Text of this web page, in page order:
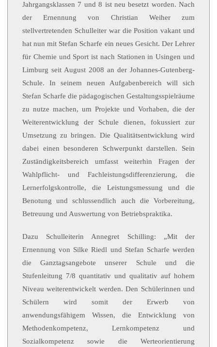
Jahrgangsklassen 7 und 8 ist neu besetzt worden. Nach
der Ernennung von Christian Weiher zum
stellvertretenden Schulleiter war die Position vakant und
hat nun mit Stefan Scharfe ein neues Gesicht. Der Lehrer
für Chemie und Sport ist nach Stationen in Usingen und
Limburg seit August 2008 an der Johannes-Gutenberg-
Schule. In seinem neuen Aufgabenbereich will sich
Stefan Scharfe die pädagogischen Gestaltungsspielräume
zu nutze machen, um Projekte und Vorhaben, die der
Weiterentwicklung der Schule dienen, fokussiert zur
Umsetzung zu bringen. Die Qualitätsentwicklung wird
dabei einen besonderen Schwerpunkt darstellen. Sein
Zuständigkeitsbereich umfasst weiterhin Fragen der
Wahlpflicht- und Fachleistungsdifferenzierung, die
Lernerfolgskontrolle, die Leistungsmessung und die
Benotung und schlussendlich auch die Vorbereitung,
Betreuung und Auswertung von Betriebspraktika.
Dazu Schulleiterin Annegret Schilling: „Mit der
Ernennung von Silke Riedl und Stefan Scharfe werden
die Ganztagsangebote unserer Schule und die
Stufenleitung 7/8 quantitativ und qualitativ auf hohem
Niveau weiterentwickelt werden. Den Schülerinnen und
Schülern wird somit der Erwerb von
anwendungsfähigem Wissen, die Entwicklung von
Methodenkompetenz, Lernkompetenz und
Sozialkompetenz sowie die Werteorientierung